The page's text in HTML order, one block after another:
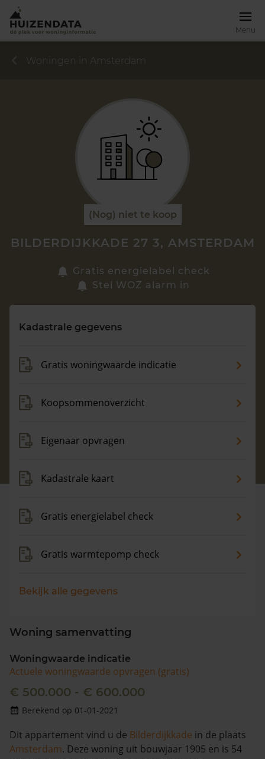
Menu
Zoek een woning
Maandag t/m vrijdag - 08:00 -18:00
Woningen in Amsterdam
(Nog) niet te koop
BILDERDIJKKADE 27 3, AMSTERDAM
Gratis energielabel check
Stel WOZ alarm in
Kadastrale gegevens
Gratis woningwaarde indicatie
Koopsommenoverzicht
Eigenaar opvragen
Kadastrale kaart
Gratis energielabel check
Gratis warmtepomp check
Bekijk alle gegevens
Woning samenvatting
Woningwaarde indicatie
Actuele woningwaarde opvragen (gratis)
€ 500.000 - € 600.000
Berekend op 01-01-2021
Dit appartement vind u de Bilderdijkkade in de plaats
Amsterdam. Deze woning uit bouwjaar 1905 en is 54